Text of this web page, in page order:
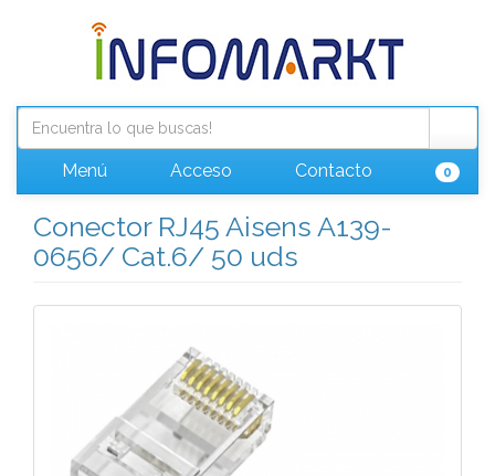
Menú Acceso Contacto 0
Conector RJ45 Aisens A139-
0656/ Cat.6/ 50 uds